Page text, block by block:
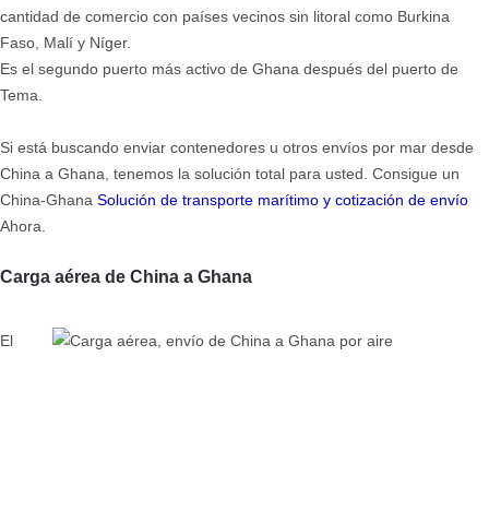
cantidad de comercio con países vecinos sin litoral como Burkina
Faso, Malí y Níger.
Es el segundo puerto más activo de Ghana después del puerto de
Tema.
Si está buscando enviar contenedores u otros envíos por mar desde
China a Ghana, tenemos la solución total para usted. Consigue un
China-Ghana Solución de transporte marítimo y cotización de envío
Ahora.
Carga aérea de China a Ghana
El